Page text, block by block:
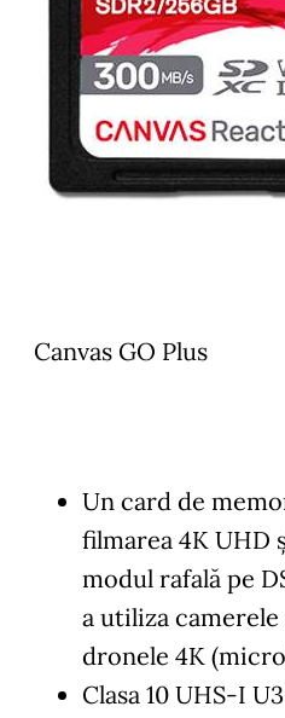
Canvas GO Plus
Un card de
filmarea 4K UHD
modul rafală pe
a utiliza
dronele 4K
Clasa 10 UHS-I